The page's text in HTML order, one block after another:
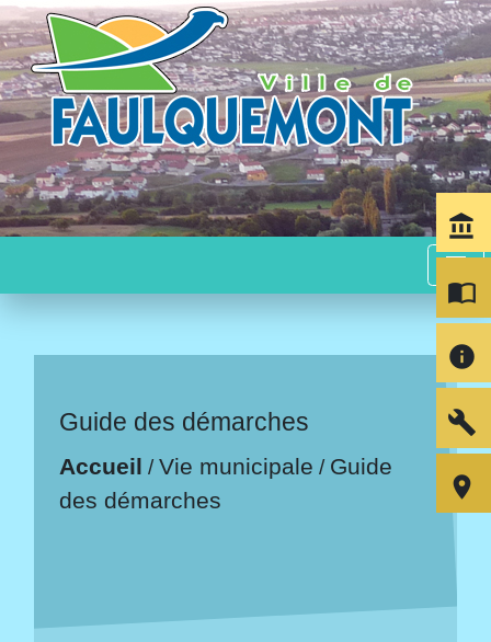
menu
Guide des démarches
Accueil /Vie municipale / Guide
des démarches
account_balance
import_contacts
info
build
room